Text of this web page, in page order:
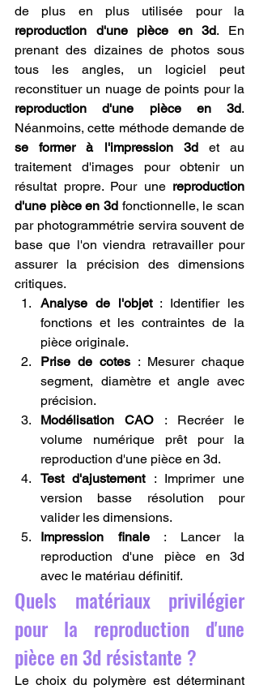
reproduction d'une pièce en 3d. En
prenant des dizaines de photos sous
tous les angles, un logiciel peut
reproduction d'une pièce en 3d.
se former à l'impression 3d et au
traitement d'images pour obtenir un
résultat propre. Pour une reproduction
d'une pièce en 3d fonctionnelle, le scan
par photogrammétrie servira souvent de
base que l'on viendra retravailler pour
assurer la précision des dimensions
critiques.
Analyse de l'objet : Identifier les
fonctions et les contraintes de la
pièce originale.
Prise de cotes : Mesurer chaque
segment, diamètre et angle avec
précision.
Modélisation CAO : Recréer le
volume numérique prêt pour la
reproduction d'une pièce en 3d.
Test d'ajustement : Imprimer une
version basse résolution pour
valider les dimensions.
Impression finale : Lancer la
reproduction d'une pièce en 3d
avec le matériau définitif.
Quels matériaux privilégier
pour la reproduction d'une
pièce en 3d résistante ?
Le choix du polymère est déterminant